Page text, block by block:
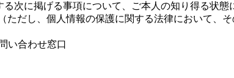
次に掲げる事項について、ご本人の知り得る状態
ただし、個人情報の保護に関する法律において、
い合わせ窓口